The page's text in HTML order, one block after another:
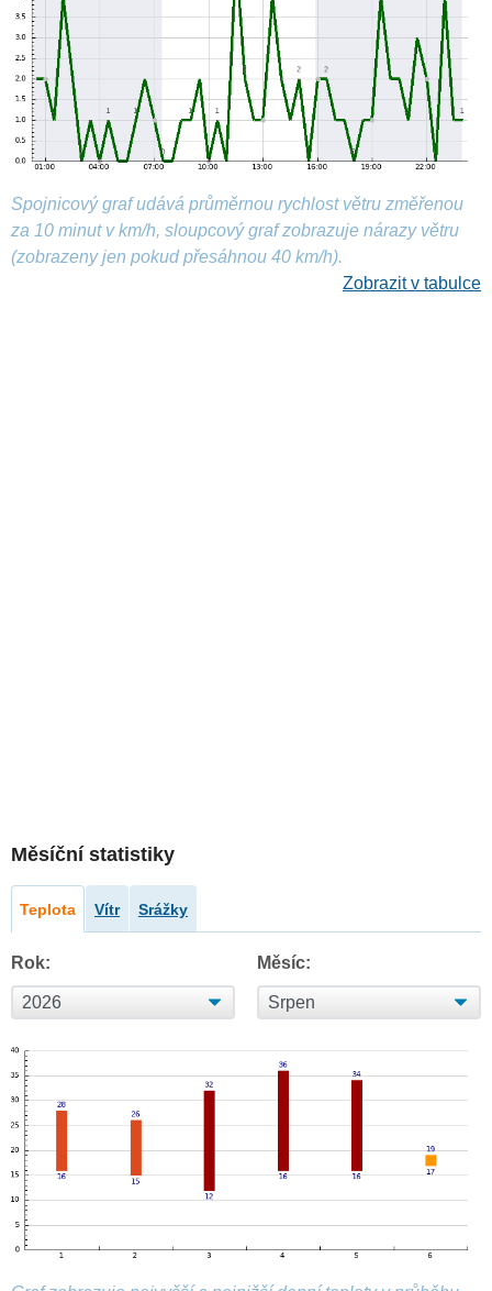
Spojnicový graf udává průměrnou rychlost větru změřenou
za 10 minut v km/h, sloupcový graf zobrazuje nárazy větru
(zobrazeny jen pokud přesáhnou 40 km/h).
Zobrazit v tabulce
Měsíční statistiky
Teplota Vítr Srážky
Rok: Měsíc: